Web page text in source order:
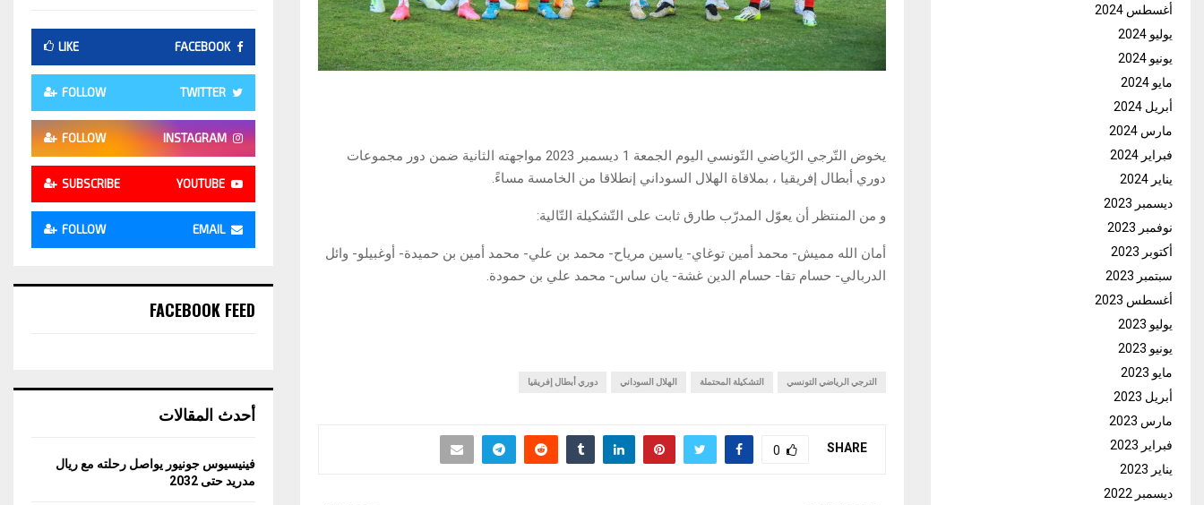
يخوض التّرجي الرّياضي التّونسي اليوم الجمعة 1 ديسمبر 2023 مواجهته الثانية ضمن دور مجموعات
دوري أبطال إفريقيا ، بملاقاة الهلال السوداني إنطلاقا من الخامسة مساءً.
و من المنتظر أن يعوّل المدرّب طارق ثابت على التّشكيلة التّالية:
أمان الله مميش- محمد أمين توغاي- ياسين مرياح- محمد بن علي- محمد أمين بن حميدة- أوغبيلو- وائل
الدربالي- حسام تقا- حسام الدين غشة- يان ساس- محمد علي بن حمودة.
الترجي الرياضي التونسي التشكيلة المحتملة الهلال السوداني دوري أبطال إفريقيا
SHARE
0
أغسطس 2024
يوليو 2024
يونيو 2024
مايو 2024
أبريل 2024
مارس 2024
فبراير 2024
يناير 2024
ديسمبر 2023
نوفمبر 2023
أكتوبر 2023
سبتمبر 2023
أغسطس 2023
يوليو 2023
يونيو 2023
مايو 2023
أبريل 2023
مارس 2023
فبراير 2023
يناير 2023
ديسمبر 2022
FACEBOOK
LIKE
TWITTER
FOLLOW
INSTAGRAM
FOLLOW
YOUTUBE
SUBSCRIBE
EMAIL
FOLLOW
FACEBOOK FEED
أحدث المقالات
فينيسيوس جونيور يواصل رحلته مع ريال
مدريد حتى 2032